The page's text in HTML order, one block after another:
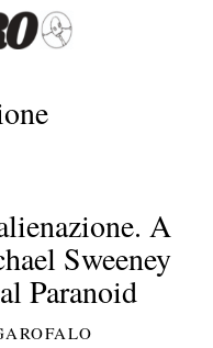
A
Sweeney
Paranoid